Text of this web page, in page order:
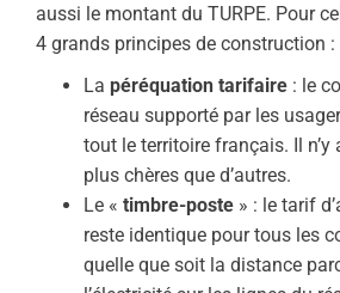
aussi le montant du TURPE. Pour
4 grands principes de construction :
La péréquation tarifaire : le
réseau supporté par les
tout le territoire français. Il n’y
plus chères que d’autres.
Le « timbre-poste » : le tarif
reste identique pour tous les
quelle que soit la distance